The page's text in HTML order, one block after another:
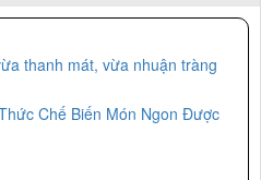
thanh mát, vừa nhuận tràng
Chế Biến Món Ngon Được